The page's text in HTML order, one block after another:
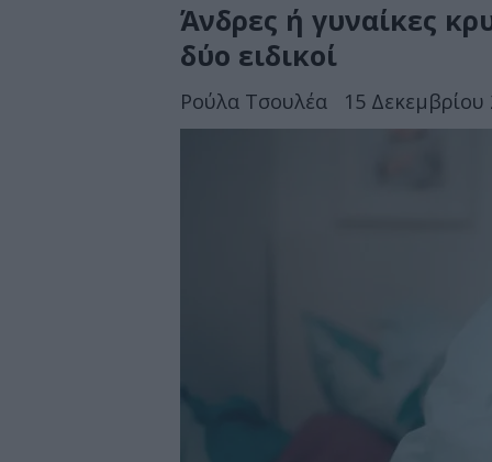
Άνδρες ή γυναίκες
δύο ειδικοί
Ρούλα Τσουλέα 15